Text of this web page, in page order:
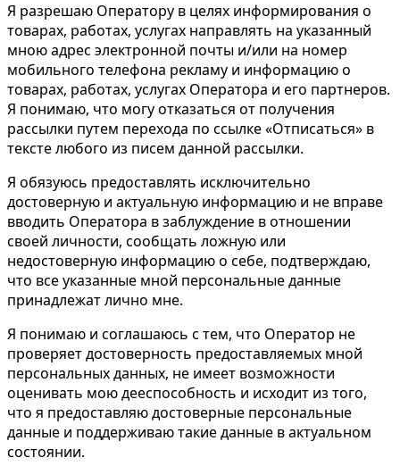
Я разрешаю Оператору в целях информирования о
товарах, работах, услугах направлять на указанный
мною адрес электронной почты и/или на номер
мобильного телефона рекламу и информацию о
товарах, работах, услугах Оператора и его партнеров.
Я понимаю, что могу отказаться от получения
рассылки путем перехода по ссылке «Отписаться» в
тексте любого из писем данной рассылки.
Я обязуюсь предоставлять исключительно
достоверную и актуальную информацию и не вправе
вводить Оператора в заблуждение в отношении
своей личности, сообщать ложную или
недостоверную информацию о себе, подтверждаю,
что все указанные мной персональные данные
принадлежат лично мне.
Я понимаю и соглашаюсь с тем, что Оператор не
проверяет достоверность предоставляемых мной
персональных данных, не имеет возможности
оценивать мою дееспособность и исходит из того,
что я предоставляю достоверные персональные
данные и поддерживаю такие данные в актуальном
состоянии.